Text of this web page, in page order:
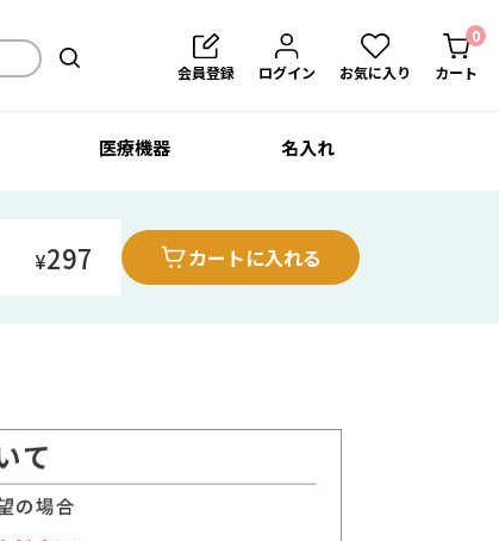
会員登録 ログイン お気に入り カート
0
医療機器 名入れ
¥297 カートに入れる